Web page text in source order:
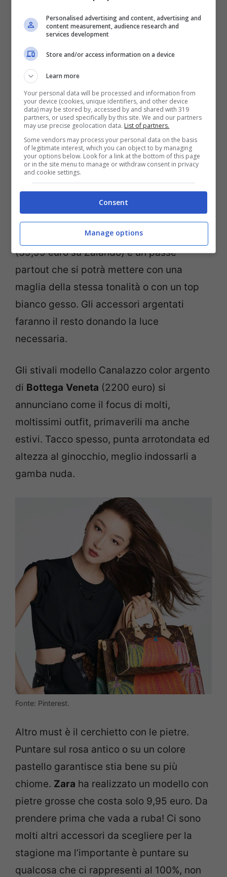
Fonte: Pinterest.
jeans con decorazioni floreali.
propone una corta in vita, con la larghezza
anni Novanta che caratterizzava il grunge
ma che con le applicazioni di rose rosa
assume uno stile femminile. Il prezzo è di
soli 22 euro
Il verdeacqua è un altro classico che di
nostri guardaroba. Il modello lungo di
(39,99 euro su Zalando) è un passe-
partout che si potrà mettere con una
maglia della stessa tonalità o con un top
bianco gesso. Gli accessori argentati
faranno il resto donando la luce
necessaria.
Gli stivali modello Canalazzo color argento
di Bottega Veneta (2200 euro) si
annunciano come il focus di molti,
moltissimi outfit, primaverili ma anche
estivi. Tacco spesso, punta arrotondata ed
altezza al ginocchio, meglio indossarli a
gamba nuda.
Fonte: Pinterest.
Altro must è il cerchietto con le pietre.
Puntare sul rosa antico o su un colore
pastello garantisce stia bene su più
chiome. Zara ha realizzato un modello con
pietre grosse che costa solo 9,95 euro. Da
prendere prima che vada a ruba! Ci sono
molti altri accessori da scegliere per la
stagione ma l’importante è puntare su
qualcosa che ci rappresenti al 100%, non
Personalised advertising and content, advertising and
content measurement, audience research and
services development
Store and/or access information on a device
Learn more
Your personal data will be processed and information from
your device (cookies, unique identifiers, and other device
data) may be stored by, accessed by and shared with 319
partners, or used specifically by this site. We and our partners
may use precise geolocation data. List of partners.
Some vendors may process your personal data on the basis
of legitimate interest, which you can object to by managing
your options below. Look for a link at the bottom of this page
or in the site menu to manage or withdraw consent in privacy
and cookie settings.
Consent
Manage options